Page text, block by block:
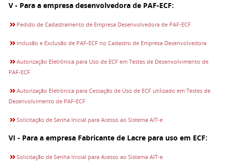
V - Para a empresa desenvolvedora de PAF-ECF:
Pedido de Cadastramento de Empresa Desenvolvedora de PAF-ECF
Inclusão e Exclusão de PAF-ECF no Cadastro de Empresa Desenvolvedora
Autorização Eletrônica para Uso de ECF em Testes de Desenvolvimento de
PAF-ECF
Autorização Eletrônica para Cessação de Uso de ECF utilizado em Testes de
Desenvolvimento de PAF-ECF
Solicitação de Senha Inicial para Acesso ao Sistema AIT-e
VI - Para a empresa Fabricante de Lacre para uso em ECF:
Solicitação de Senha Inicial para Acesso ao Sistema AIT-e